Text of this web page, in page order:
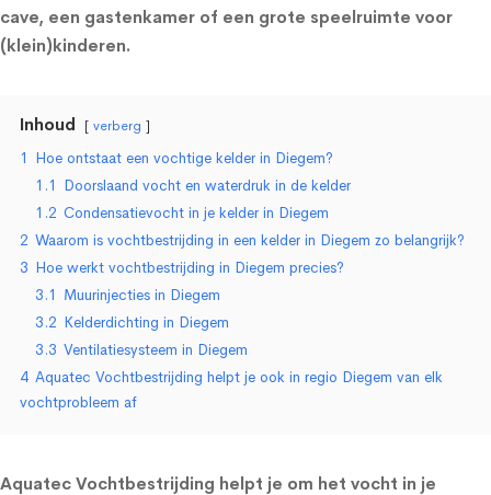
cave, een gastenkamer of een grote speelruimte voor
(klein)kinderen.
Inhoud verberg
1 Hoe ontstaat een vochtige kelder in Diegem?
1.1 Doorslaand vocht en waterdruk in de kelder
1.2 Condensatievocht in je kelder in Diegem
2 Waarom is vochtbestrijding in een kelder in Diegem zo belangrijk?
3 Hoe werkt vochtbestrijding in Diegem precies?
3.1 Muurinjecties in Diegem
3.2 Kelderdichting in Diegem
3.3 Ventilatiesysteem in Diegem
4 Aquatec Vochtbestrijding helpt je ook in regio Diegem van elk
vochtprobleem af
Aquatec Vochtbestrijding helpt je om het vocht in je